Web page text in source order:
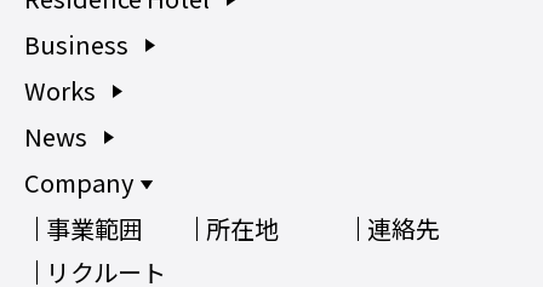
Business
Works
News
Company
事業範囲
所在地
連絡先
リクルート